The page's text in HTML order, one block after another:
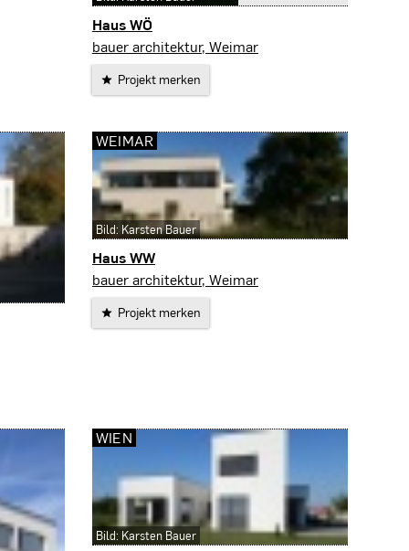
Haus WÖ
Stephanskirchen
bauer architektur, Weimar
Projekt merken
Haus WW
Weimar
bauer architektur, Weimar
Projekt merken
WEIMAR
Bild: Karsten Bauer
WIEN
Bild: Karsten Bauer